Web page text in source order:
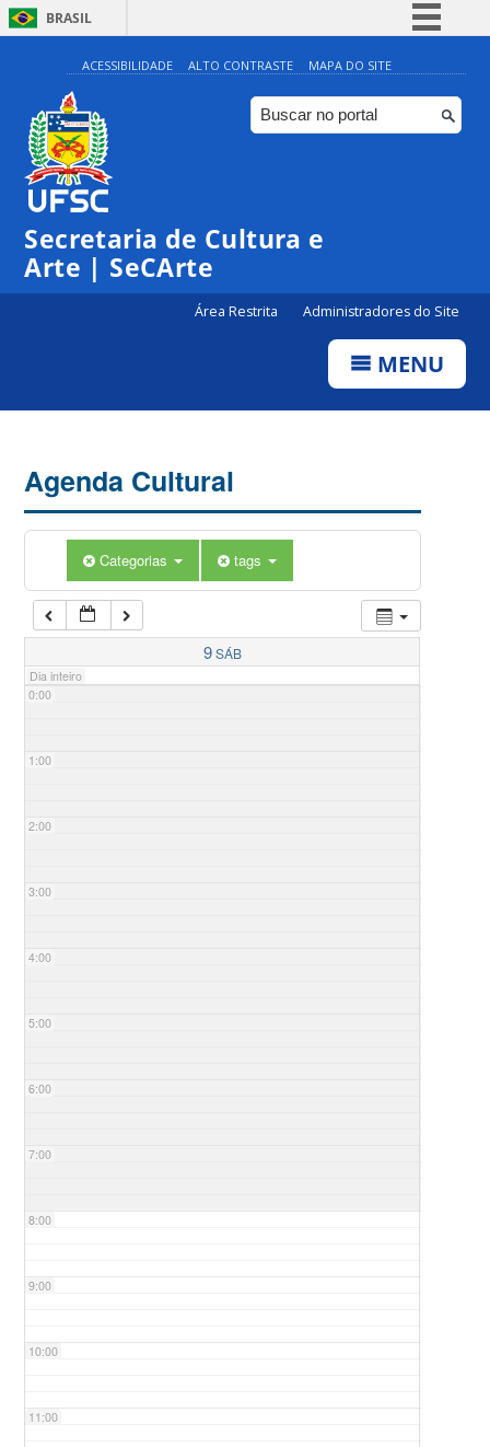
BRASIL
Simplifique!
Comunica BR
Participe
ACESSIBILIDADE ALTO CONTRASTE MAPA DO SITE
Secretaria de Cultura e
Arte | SeCArte
Área Restrita Administradores do Site
MENU
Agenda Cultural
Categorias tags
9SÁB
Dia inteiro
0:00
1:00
2:00
3:00
4:00
5:00
6:00
7:00
8:00
9:00
10:00
11:00